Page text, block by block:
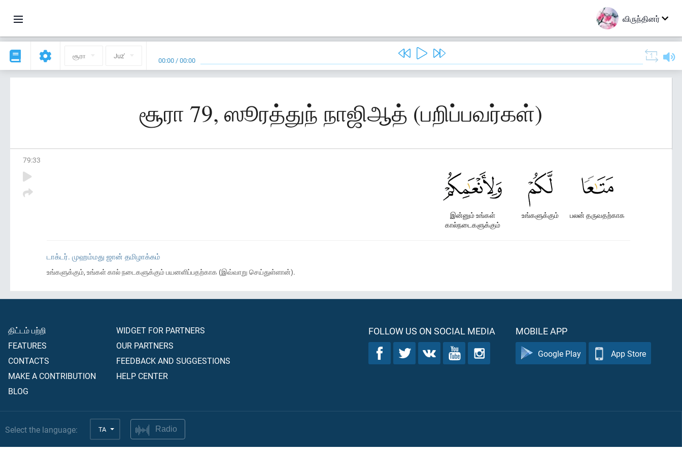
விருந்தினர்
சூரா Juz' 00:00 /00:00
சூரா 79, ஸூரத்துந் நாஜிஆத் (பறிப்பவர்கள்)
79:33
பலன் தருவதற்காக
உங்களுக்கும்
இன்னும் உங்கள்
கால்நடைகளுக்கும்
டாக்டர். முஹம்மது ஜான் தமிழாக்கம்
உங்களுக்கும், உங்கள் கால் நடைகளுக்கும் பயனளிப்பதற்காக (இவ்வாறு செய்துள்ளான்).
திட்டம் பற்றி
FEATURES
CONTACTS
MAKE A CONTRIBUTION
BLOG
WIDGET FOR PARTNERS
OUR PARTNERS
FEEDBACK AND SUGGESTIONS
HELP CENTER
FOLLOW US ON SOCIAL MEDIA MOBILE APP
Google Play App Store
Select the language: TA Radio